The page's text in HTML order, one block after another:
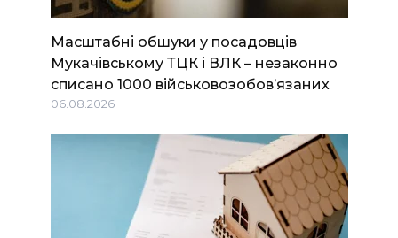
Масштабні обшуки у посадовців
Мукачівському ТЦК і ВЛК – незаконно
списано 1000 військовозобов’язаних
06.08.2026